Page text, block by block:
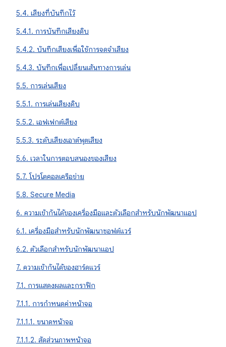
5.4. เสียงที่บันทึกไว้
5.4.1. การบันทึกเสียงดิบ
5.4.2. บันทึกเสียงเพื่อใช้การจดจำเสียง
5.4.3. บันทึกเพื่อเปลี่ยนเส้นทางการเล่น
5.5. การเล่นเสียง
5.5.1. การเล่นเสียงดิบ
5.5.2. เอฟเฟกต์เสียง
5.5.3. ระดับเสียงเอาต์พุตเสียง
5.6. เวลาในการตอบสนองของเสียง
5.7. โปรโตคอลเครือข่าย
5.8. Secure Media
6. ความเข้ากันได้ของเครื่องมือและตัวเลือกสำหรับนักพัฒนาแอป
6.1. เครื่องมือสำหรับนักพัฒนาซอฟต์แวร์
6.2. ตัวเลือกสำหรับนักพัฒนาแอป
7. ความเข้ากันได้ของฮาร์ดแวร์
7.1. การแสดงผลและกราฟิก
7.1.1. การกำหนดค่าหน้าจอ
7.1.1.1. ขนาดหน้าจอ
7.1.1.2. สัดส่วนภาพหน้าจอ